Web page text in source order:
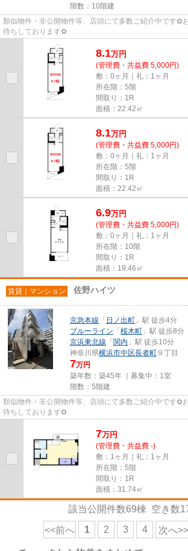
階数：10階建
類似物件・非公開物件等、店頭にて多数ご紹介中です✿
待ちしております✿
8.1万円
(管理費・共益費 5,000円)
敷：0ヶ月｜礼：1ヶ月
所在階：5階
間取り：1R
面積：22.42㎡
8.1万円
(管理費・共益費 5,000円)
敷：0ヶ月｜礼：1ヶ月
所在階：5階
間取り：1R
面積：22.42㎡
6.9万円
(管理費・共益費 5,000円)
敷：0ヶ月｜礼：1ヶ月
所在階：10階
間取り：1R
面積：19.46㎡
賃貸｜マンション 佐野ハイツ
京急本線 「 日ノ出町 」駅 徒歩4分
ブルーライン 「 桜木町 」駅 徒歩8分
京浜東北線 「 関内 」駅 徒歩10分
神奈川県横浜市中区長者町 ９丁目
7万円
築年数：築45年 ｜募集中： 1室
階数：5階建
類似物件・非公開物件等、店頭にて多数ご紹介中です✿
待ちしております✿
7万円
(管理費・共益費 -)
敷：1ヶ月｜礼：1ヶ月
所在階：5階
間取り：1R
面積：31.74㎡
該当公開件数69棟 空き数
<<前へ 1 2 3 4 次へ>>